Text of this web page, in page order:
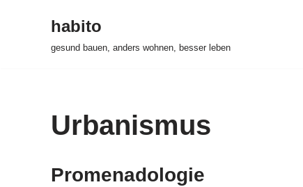
habito
gesund bauen, anders wohnen, besser leben
Urbanismus
Promenadologie